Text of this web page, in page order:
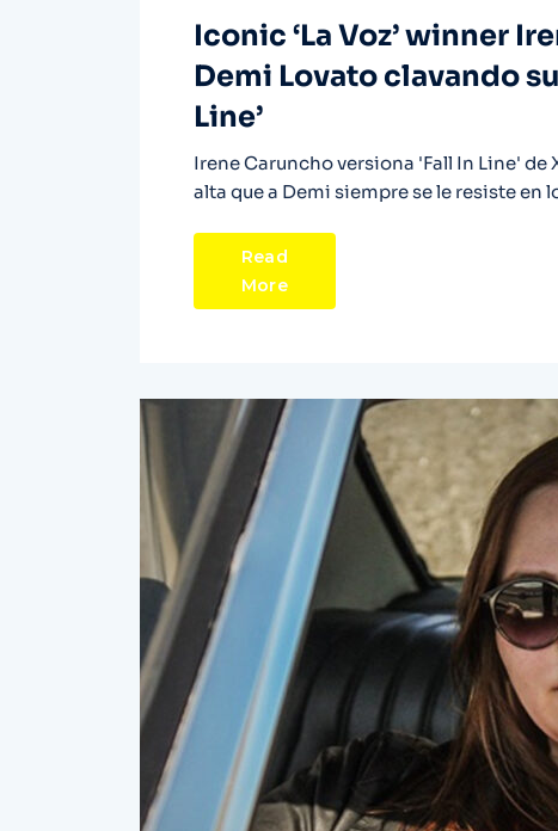
Iconic ‘La Voz’ winner
Demi Lovato clavando
Line’
Irene Caruncho versiona 'Fall In Line'
alta que a Demi siempre se le resiste
Read
More